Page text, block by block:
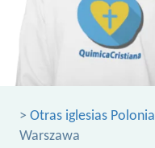
> Otras iglesias Polonia
Warszawa